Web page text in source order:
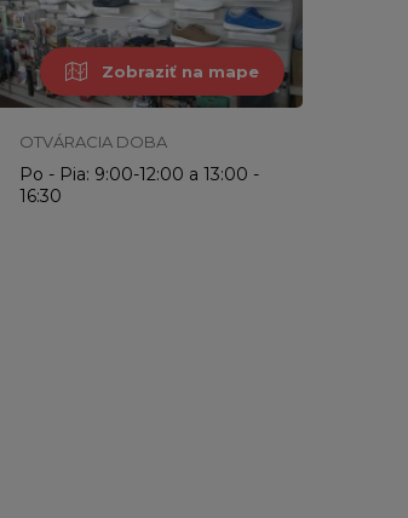
Zobraziť na mape
OTVÁRACIA DOBA
Po - Pia: 9:00-12:00 a 13:00 -
16:30